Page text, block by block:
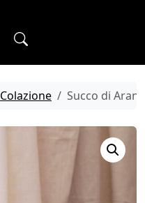
Colazione Succo di